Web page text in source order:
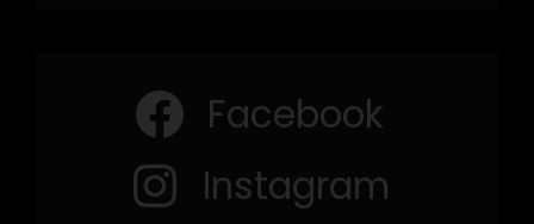
Facebook
Instagram